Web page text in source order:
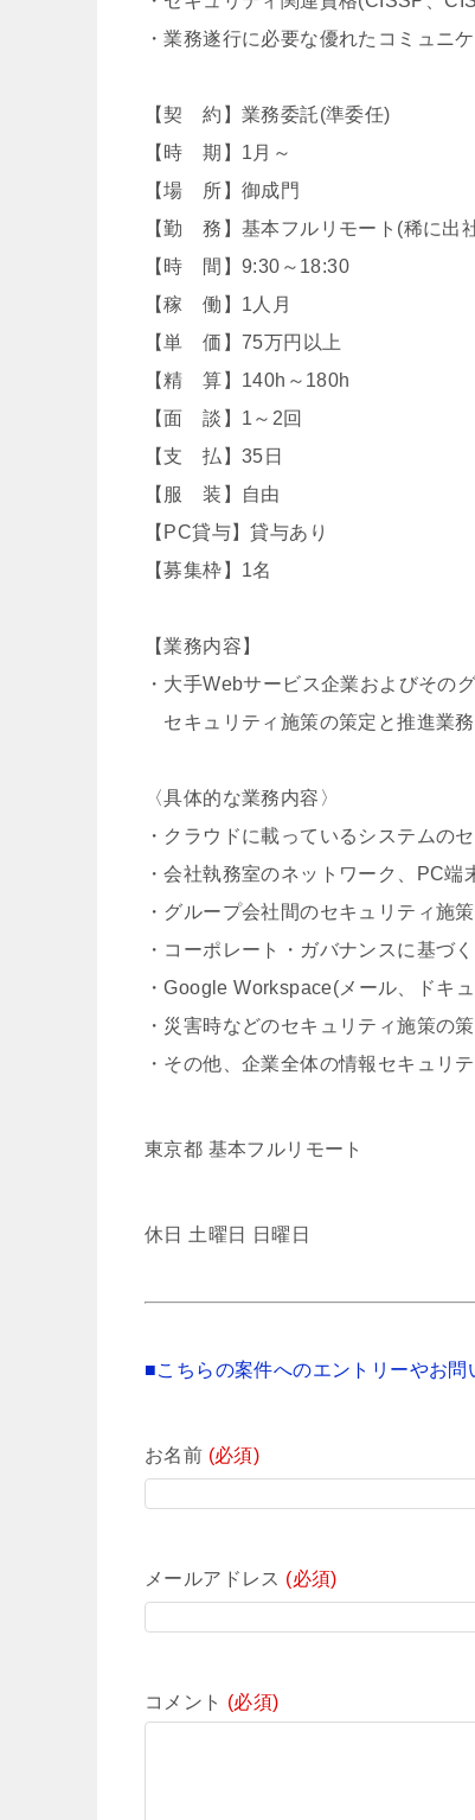
・業務遂行に必要な優れたコミュニ
【契 約】業務委託(準委任)
【時 期】1月～
【場 所】御成門
【勤 務】基本フルリモート(稀に出
【時 間】9:30～18:30
【稼 働】1人月
【単 価】75万円以上
【精 算】140h～180h
【面 談】1～2回
【支 払】35日
【服 装】自由
【PC貸与】貸与あり
【募集枠】1名
【業務内容】
・大手Webサービス企業およびその
セキュリティ施策の策定と推進業務
〈具体的な業務内容〉
・クラウドに載っているシステムの
・会社執務室のネットワーク、PC
・グループ会社間のセキュリティ施
・コーポレート・ガバナンスに基づ
・Google Workspace(メール、ドキ
・災害時などのセキュリティ施策の
・その他、企業全体の情報セキュリ
東京都 基本フルリモート
休日 土曜日 日曜日
■こちらの案件へのエントリーやお
お名前 (必須)
メールアドレス (必須)
コメント (必須)